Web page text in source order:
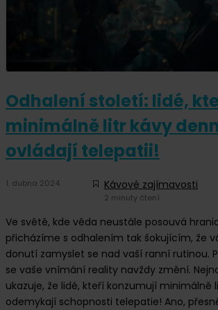
Odhalení století: lidé,
minimálně litr kávy
ovládají telepatii!
1. dubna 2024 Kávové zajímavosti
2 minuty čtení
Ve světě, kde věda neustále posouvá
přicházíme s odhalením tak šokujícím, že
donutí zamyslet se nad vaší ranní rutinou.
se vaše vnímání reality navždy změní.
ukazuje, že lidé, kteří konzumují minimálně
odemykají schopnosti telepatie! Ano,